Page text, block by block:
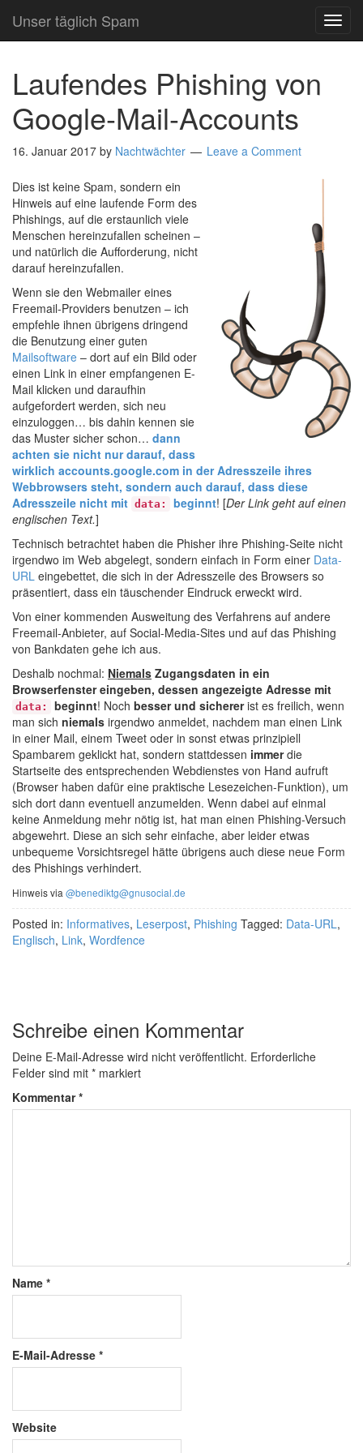
Unser täglich Spam
Laufendes Phishing von
Google-Mail-Accounts
16. Januar 2017 by Nachtwächter Leave a Comment
Dies ist keine Spam, sondern ein
Hinweis auf eine laufende Form des
Phishings, auf die erstaunlich viele
Menschen hereinzufallen scheinen –
und natürlich die Aufforderung, nicht
darauf hereinzufallen.
Wenn sie den Webmailer eines
Freemail-Providers benutzen – ich
empfehle ihnen übrigens dringend
die Benutzung einer guten
Mailsoftware – dort auf ein Bild oder
einen Link in einer empfangenen E-
Mail klicken und daraufhin
aufgefordert werden, sich neu
einzuloggen… bis dahin kennen sie
das Muster sicher schon… dann
achten sie nicht nur darauf, dass
wirklich accounts.google.com in der Adresszeile ihres
Webbrowsers steht, sondern auch darauf, dass diese
Adresszeile nicht mit data: beginnt! [Der Link geht auf einen
englischen Text.]
Technisch betrachtet haben die Phisher ihre Phishing-Seite nicht
irgendwo im Web abgelegt, sondern einfach in Form einer Data-
URL eingebettet, die sich in der Adresszeile des Browsers so
präsentiert, dass ein täuschender Eindruck erweckt wird.
Von einer kommenden Ausweitung des Verfahrens auf andere
Freemail-Anbieter, auf Social-Media-Sites und auf das Phishing
von Bankdaten gehe ich aus.
Deshalb nochmal: Niemals Zugangsdaten in ein
Browserfenster eingeben, dessen angezeigte Adresse mit
data: beginnt! Noch besser und sichererist es freilich, wenn
man sich niemals irgendwo anmeldet, nachdem man einen Link
in einer Mail, einem Tweet oder in sonst etwas prinzipiell
Spambarem geklickt hat, sondern stattdessen immerdie
Startseite des entsprechenden Webdienstes von Hand aufruft
(Browser haben dafür eine praktische Lesezeichen-Funktion), um
sich dort dann eventuell anzumelden. Wenn dabei auf einmal
keine Anmeldung mehr nötig ist, hat man einen Phishing-Versuch
abgewehrt. Diese an sich sehr einfache, aber leider etwas
unbequeme Vorsichtsregel hätte übrigens auch diese neue Form
des Phishings verhindert.
Hinweis via @benediktg@gnusocial.de
Posted in: Informatives, Leserpost, Phishing Tagged: Data-URL,
Englisch, Link, Wordfence
Schreibe einen Kommentar
Deine E-Mail-Adresse wird nicht veröffentlicht. Erforderliche
Felder sind mit * markiert
Kommentar*
Name *
E-Mail-Adresse *
Website